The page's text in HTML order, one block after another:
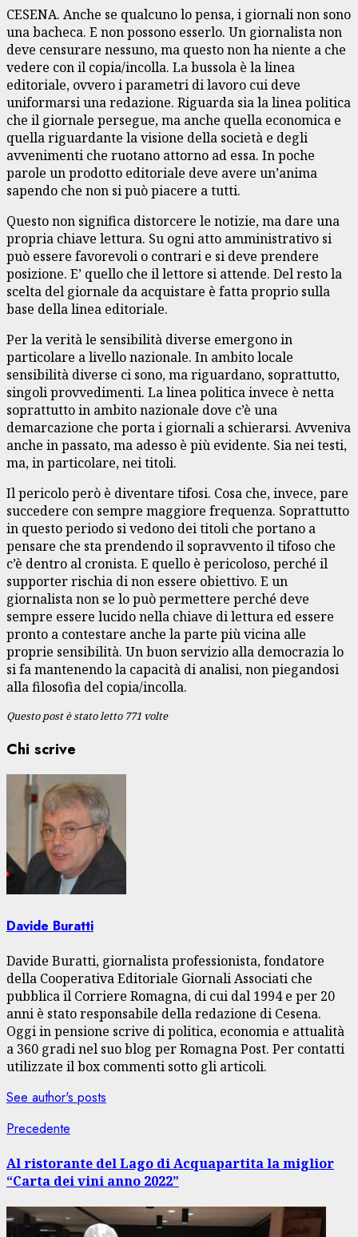
CESENA. Anche se qualcuno lo pensa, i giornali non sono
una bacheca. E non possono esserlo. Un giornalista non
deve censurare nessuno, ma questo non ha niente a che
vedere con il copia/incolla. La bussola è la linea
editoriale, ovvero i parametri di lavoro cui deve
uniformarsi una redazione. Riguarda sia la linea politica
che il giornale persegue, ma anche quella economica e
quella riguardante la visione della società e degli
avvenimenti che ruotano attorno ad essa. In poche
parole un prodotto editoriale deve avere un’anima
sapendo che non si può piacere a tutti.
Questo non significa distorcere le notizie, ma dare una
propria chiave lettura. Su ogni atto amministrativo si
può essere favorevoli o contrari e si deve prendere
posizione. E’ quello che il lettore si attende. Del resto la
scelta del giornale da acquistare è fatta proprio sulla
base della linea editoriale.
Per la verità le sensibilità diverse emergono in
particolare a livello nazionale. In ambito locale
sensibilità diverse ci sono, ma riguardano, soprattutto,
singoli provvedimenti. La linea politica invece è netta
soprattutto in ambito nazionale dove c’è una
demarcazione che porta i giornali a schierarsi. Avveniva
anche in passato, ma adesso è più evidente. Sia nei testi,
ma, in particolare, nei titoli.
Il pericolo però è diventare tifosi. Cosa che, invece, pare
succedere con sempre maggiore frequenza. Soprattutto
in questo periodo si vedono dei titoli che portano a
pensare che sta prendendo il sopravvento il tifoso che
c’è dentro al cronista. E quello è pericoloso, perché il
supporter rischia di non essere obiettivo. E un
giornalista non se lo può permettere perché deve
sempre essere lucido nella chiave di lettura ed essere
pronto a contestare anche la parte più vicina alle
proprie sensibilità. Un buon servizio alla democrazia lo
si fa mantenendo la capacità di analisi, non piegandosi
alla filosofia del copia/incolla.
Questo post è stato letto 771 volte
Chi scrive
Davide Buratti
Davide Buratti, giornalista professionista, fondatore
della Cooperativa Editoriale Giornali Associati che
pubblica il Corriere Romagna, di cui dal 1994 e per 20
anni è stato responsabile della redazione di Cesena.
Oggi in pensione scrive di politica, economia e attualità
a 360 gradi nel suo blog per Romagna Post. Per contatti
utilizzate il box commenti sotto gli articoli.
See author's posts
Navigazione
articolo
Precedente
Al ristorante del Lago di Acquapartita la miglior
“Carta dei vini anno 2022”